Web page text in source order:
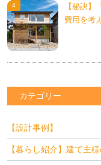
【秘訣】
費用を考
カテゴリー
【設計事例】
【暮らし紹介】建て主